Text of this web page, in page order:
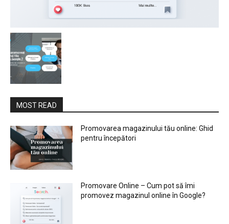
MOST READ
Promovarea magazinului tău online: Ghid
pentru începători
Promovare Online – Cum pot să îmi
promovez magazinul online în Google?